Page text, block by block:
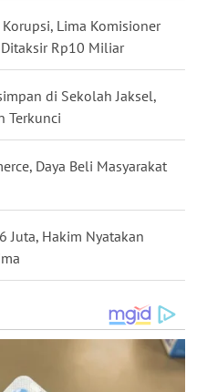
Lima Komisioner
Rp10 Miliar
di Sekolah Jaksel,
Terkunci
Daya Beli Masyarakat
Juta, Hakim Nyatakan